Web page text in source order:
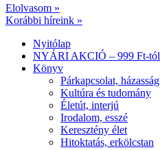
Elolvasom »
Korábbi híreink »
Nyitólap
NYÁRI AKCIÓ – 999 Ft-tól
Könyv
Párkapcsolat, házasság
Kultúra és tudomány
Életút, interjú
Irodalom, esszé
Keresztény élet
Hitoktatás, erkölcstan